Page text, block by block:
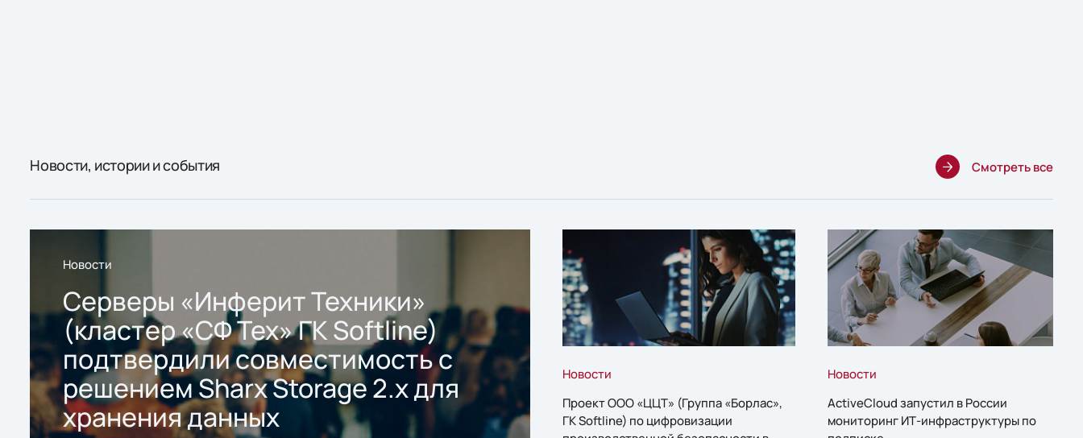
Новости, истории и события Смотреть все
Новости
Серверы «Инферит Техники»
(кластер «СФ Тех» ГК Softline)
подтвердили совместимость с
решением Sharx Storage 2.x для
хранения данных
Новости
Проект ООО «ЦЦТ» (Группа «Борлас»,
ГК Softline) по цифровизации
Новости
ActiveCloud запустил в России
мониторинг ИТ-инфраструктуры по